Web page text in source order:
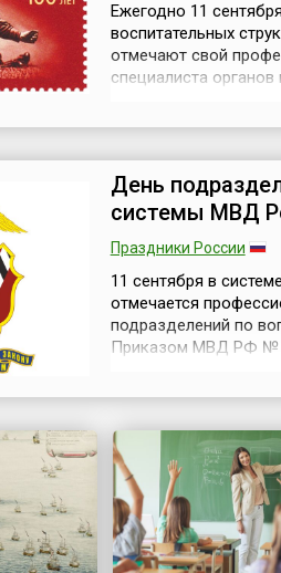
Ежегодно 11
воспитательных
отмечают свой
специалиста
императрицы
День
системы МВД
Праздники России
11 сентября в
отмечается
подразделений по
Приказом МВД РФ №
фактически